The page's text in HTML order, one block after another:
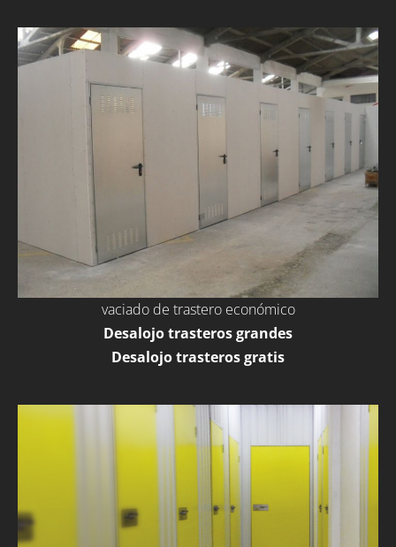
vaciado de trastero económico
Desalojo trasteros grandes
Desalojo trasteros gratis